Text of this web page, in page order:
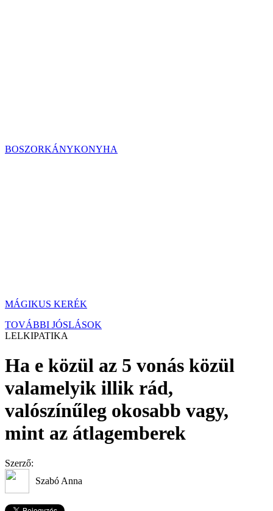
BOSZORKÁNYKONYHA
MÁGIKUS KERÉK
TOVÁBBI JÓSLÁSOK
LELKIPATIKA
Ha e közül az 5 vonás közül
valamelyik illik rád,
valószínűleg okosabb vagy,
mint az átlagemberek
Szerző:
Szabó Anna